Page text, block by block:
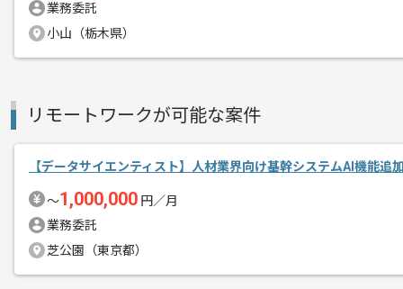
その他募集要項
エージェントからのコ
メント
ユーザー目線でサービスを立ち上げ、
ユーザーが求めるものを考えながら、
作業はリモート推奨で、気軽にチャッ
業務委託
小山（栃木県）
リモートワークが可能な案件
【データサイエンティスト】人材業界向け基幹システムAI機能追
〜1,000,000 円／月
業務委託
芝公園（東京都）